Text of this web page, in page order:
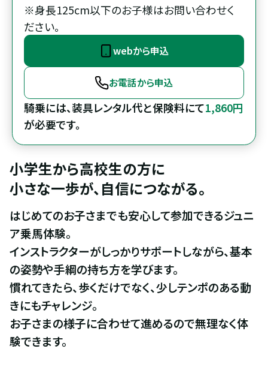
※身長125cm以下のお子様はお問い合わせく
ださい。
webから申込
お電話から申込
騎乗には、装具レンタル代と保険料にて1,860円
が必要です。
小学生から高校生の方に
小さな一歩が、自信につながる。
はじめてのお子さまでも安心して参加できるジュニ
ア乗馬体験。
インストラクターがしっかりサポートしながら、基本
の姿勢や手綱の持ち方を学びます。
慣れてきたら、歩くだけでなく、少しテンポのある動
きにもチャレンジ。
お子さまの様子に合わせて進めるので無理なく体
験できます。